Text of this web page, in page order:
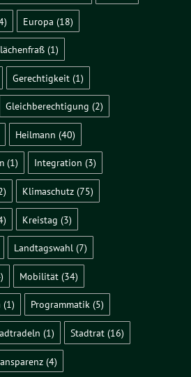
Europa (18)
(1)
Gerechtigkeit(1)
Gleichberechtigung (2)
Heilmann (40)
(1) Integration (3)
Klimaschutz(75)
Kreistag (3)
Landtagswahl(7)
Mobilität(34)
(1) Programmatik(5)
(1) Stadtrat(16)
(4)